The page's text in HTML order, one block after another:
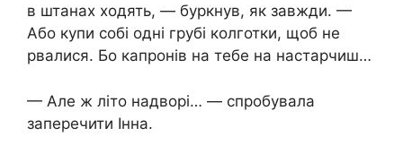
в штанах ходять, — буркнув, як завжди. —
Або купи собі одні грубі колготки, щоб не
рвалися. Бо капронів на тебе на настарчиш…
— Але ж літо надворі… — спробувала
заперечити Інна.